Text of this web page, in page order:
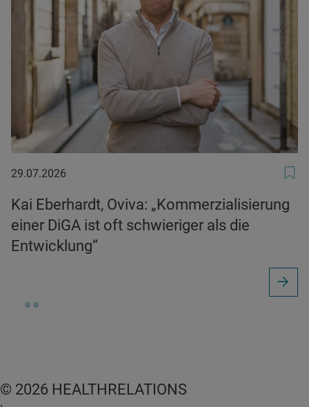
29.07.2026
29.07.2026
Kai Eberhardt, Oviva: „Kommerzialisierung
einer DiGA ist oft schwieriger als die
Entwicklung“
© 2026 HEALTHRELATIONS